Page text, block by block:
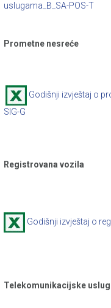
uslugama_B_SA-POS-T
Prometne nesreće
Godišnji izvještaj o
SIG-G
Registrovana vozila
Godišnji izvještaj o
Telekomunikacijske